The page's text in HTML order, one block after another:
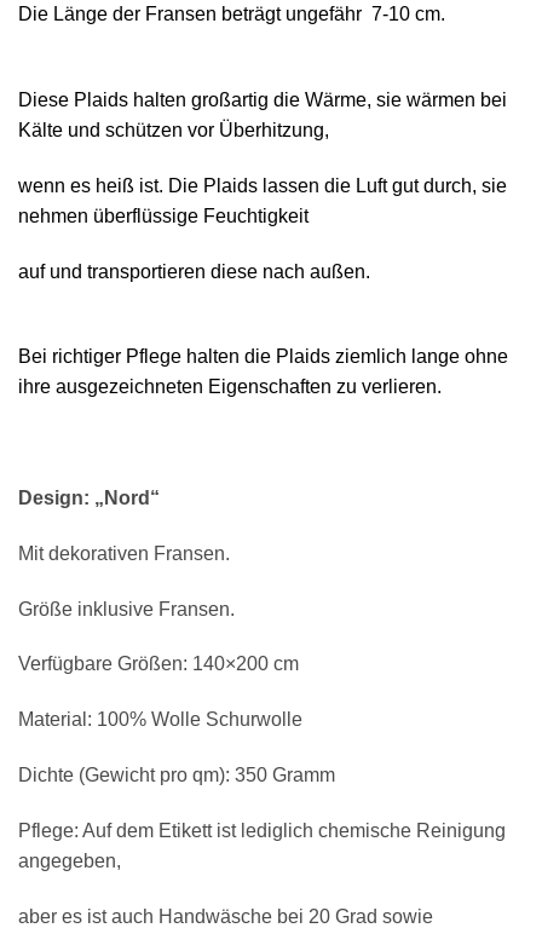
Die Länge der Fransen beträgt ungefähr 7-10 cm.
Diese Plaids halten großartig die Wärme, sie wärmen bei
Kälte und schützen vor Überhitzung,
wenn es heiß ist. Die Plaids lassen die Luft gut durch, sie
nehmen überflüssige Feuchtigkeit
auf und transportieren diese nach außen.
Bei richtiger Pflege halten die Plaids ziemlich lange ohne
ihre ausgezeichneten Eigenschaften zu verlieren.
Design: „Nord“
Mit dekorativen Fransen.
Größe inklusive Fransen.
Verfügbare Größen: 140×200 cm
Material: 100% Wolle Schurwolle
Dichte (Gewicht pro qm): 350 Gramm
Pflege: Auf dem Etikett ist lediglich chemische Reinigung
angegeben,
aber es ist auch Handwäsche bei 20 Grad sowie